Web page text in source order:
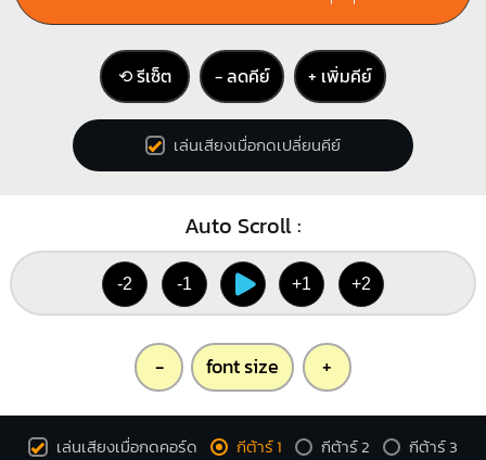
⟲ รีเซ็ต − ลดคีย์ + เพิ่มคีย์
เล่นเสียงเมื่อกดเปลี่ยนคีย์
Auto Scroll :
-2 -1 +1 +2
- font size +
เล่นเสียงเมื่อกดคอร์ด กีต้าร์ 1 กีต้าร์ 2 กีต้าร์ 3